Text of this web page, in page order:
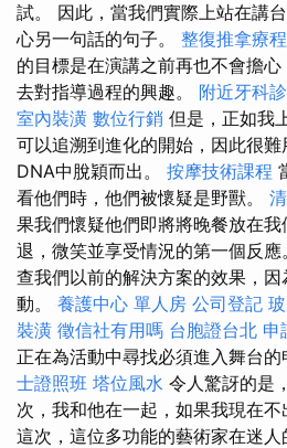
試。 因此，當我們實際上站在講
心另一句話的句子。 整復推拿療程
的目標是在演講之前再也不會擔
去對指導過程的興趣。 附近牙科
室內裝潢 數位行銷 但是，正如我
可以追溯到進化的開始，因此很
DNA中脫穎而出。 按摩技術課程
看他們時，他們被懷疑是野獸。
果我們懷疑他們即將將晚餐放在
退，微笑並享受情況的第一個反
查我們以前的解決方案的效果，
動。 養護中心 單人房 公司登記
裝潢 徵信社有用嗎 台胞證台北 申
正在為活動中尋找必須進入舞台的
士證照班 塔位風水 令人驚訝的是
次，我和他在一起，如果我現在不
這次，這位多功能的藝術家在迷